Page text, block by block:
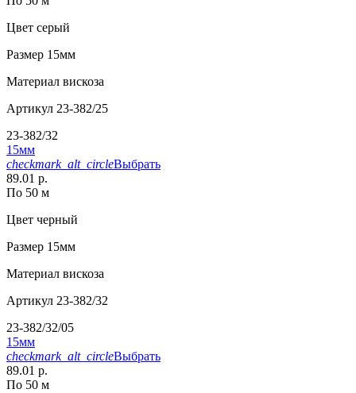
Цвет серый
Размер 15мм
Материал вискоза
Артикул 23-382/25
23-382/32
15мм
checkmark_alt_circleВыбрать
89.01 р.
По 50 м
Цвет черный
Размер 15мм
Материал вискоза
Артикул 23-382/32
23-382/32/05
15мм
checkmark_alt_circleВыбрать
89.01 р.
По 50 м